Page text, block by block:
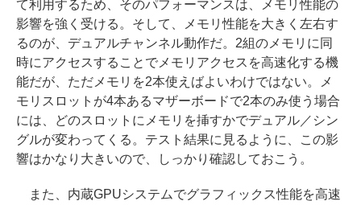
て利用するため、そのパフォーマンスは、メモリ性能の
影響を強く受ける。そして、メモリ性能を大きく左右す
るのが、デュアルチャンネル動作だ。2組のメモリに同
時にアクセスすることでメモリアクセスを高速化する機
能だが、ただメモリを2本使えばよいわけではない。メ
モリスロットが4本あるマザーボードで2本のみ使う場合
には、どのスロットにメモリを挿すかでデュアル／シン
グルが変わってくる。テスト結果に見るように、この影
響はかなり大きいので、しっかり確認しておこう。
また、内蔵GPUシステムでグラフィックス性能を高速